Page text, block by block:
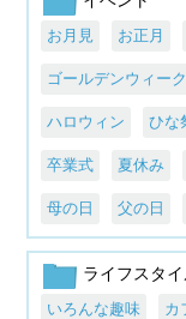
お月見 お正月
ゴールデンウィーク
ハロウィン ひな
卒業式 夏休み
母の日 父の日
ライフスタ
いろんな趣味 カ